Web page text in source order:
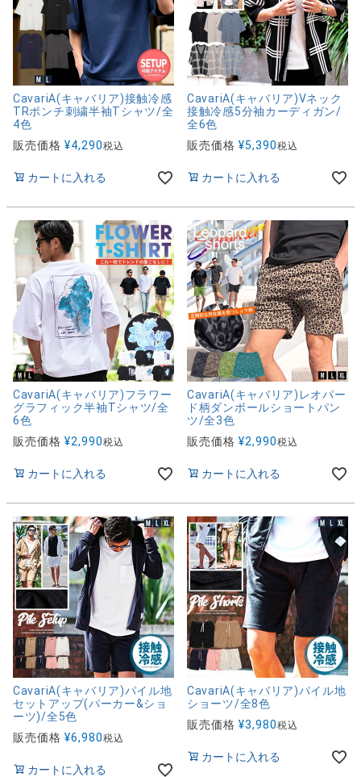
CavariA(キャバリア)接触冷感
TRポンチ刺繍半袖Tシャツ/全
4色
販売価格 ¥4,290税込
カートに入れる
CavariA(キャバリア)Vネック
接触冷感5分袖カーディガン/
全6色
販売価格 ¥5,390税込
カートに入れる
CavariA(キャバリア)フラワー
グラフィック半袖Tシャツ/全
6色
販売価格 ¥2,990税込
カートに入れる
CavariA(キャバリア)レオパー
ド柄ダンボールショートパン
ツ/全3色
販売価格 ¥2,990税込
カートに入れる
CavariA(キャバリア)パイル地
セットアップ(パーカー&ショ
ーツ)/全5色
販売価格 ¥6,980税込
カートに入れる
CavariA(キャバリア)パイル地
ショーツ/全8色
販売価格 ¥3,980税込
カートに入れる